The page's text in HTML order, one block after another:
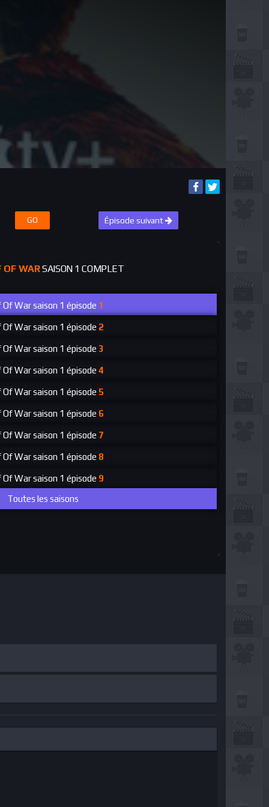
GO Épisode suivant
OF WARSAISON 1 COMPLET
Of Warsaison 1 épisode 1
Of Warsaison 1 épisode 2
Of Warsaison 1 épisode 3
Of Warsaison 1 épisode 4
Of Warsaison 1 épisode 5
Of Warsaison 1 épisode 6
Of Warsaison 1 épisode 7
Of Warsaison 1 épisode 8
Of Warsaison 1 épisode 9
Toutes les saisons